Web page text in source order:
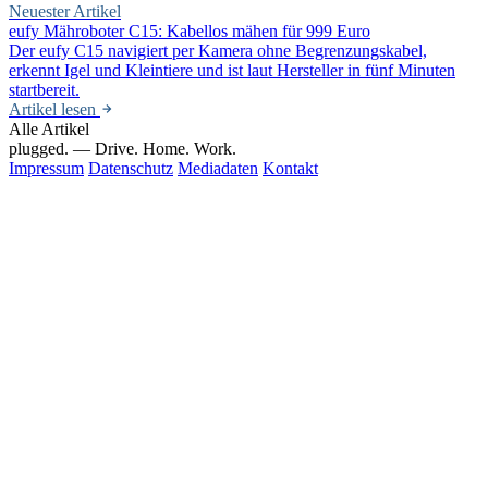
Neuester Artikel
eufy Mähroboter C15: Kabellos mähen für 999 Euro
Der eufy C15 navigiert per Kamera ohne Begrenzungskabel,
erkennt Igel und Kleintiere und ist laut Hersteller in fünf Minuten
startbereit.
Artikel lesen
Alle Artikel
plugged. — Drive. Home. Work.
Impressum Datenschutz Mediadaten Kontakt